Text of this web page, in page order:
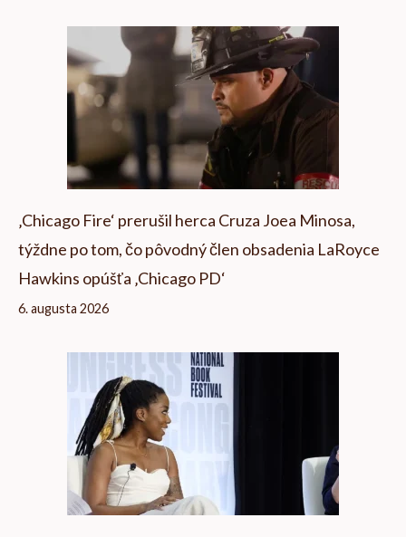
‚Chicago Fire‘ prerušil herca Cruza Joea Minosa,
týždne po tom, čo pôvodný člen obsadenia LaRoyce
Hawkins opúšťa ‚Chicago PD‘
6. augusta 2026